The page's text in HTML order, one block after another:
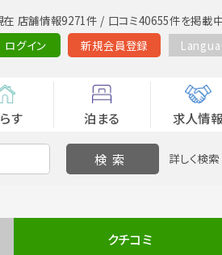
在 店舗情報9271件 / 口コミ40655件を掲載
ログイン
新規会員登録
す 泊まる 求人情報
詳しく検索
クチコミ